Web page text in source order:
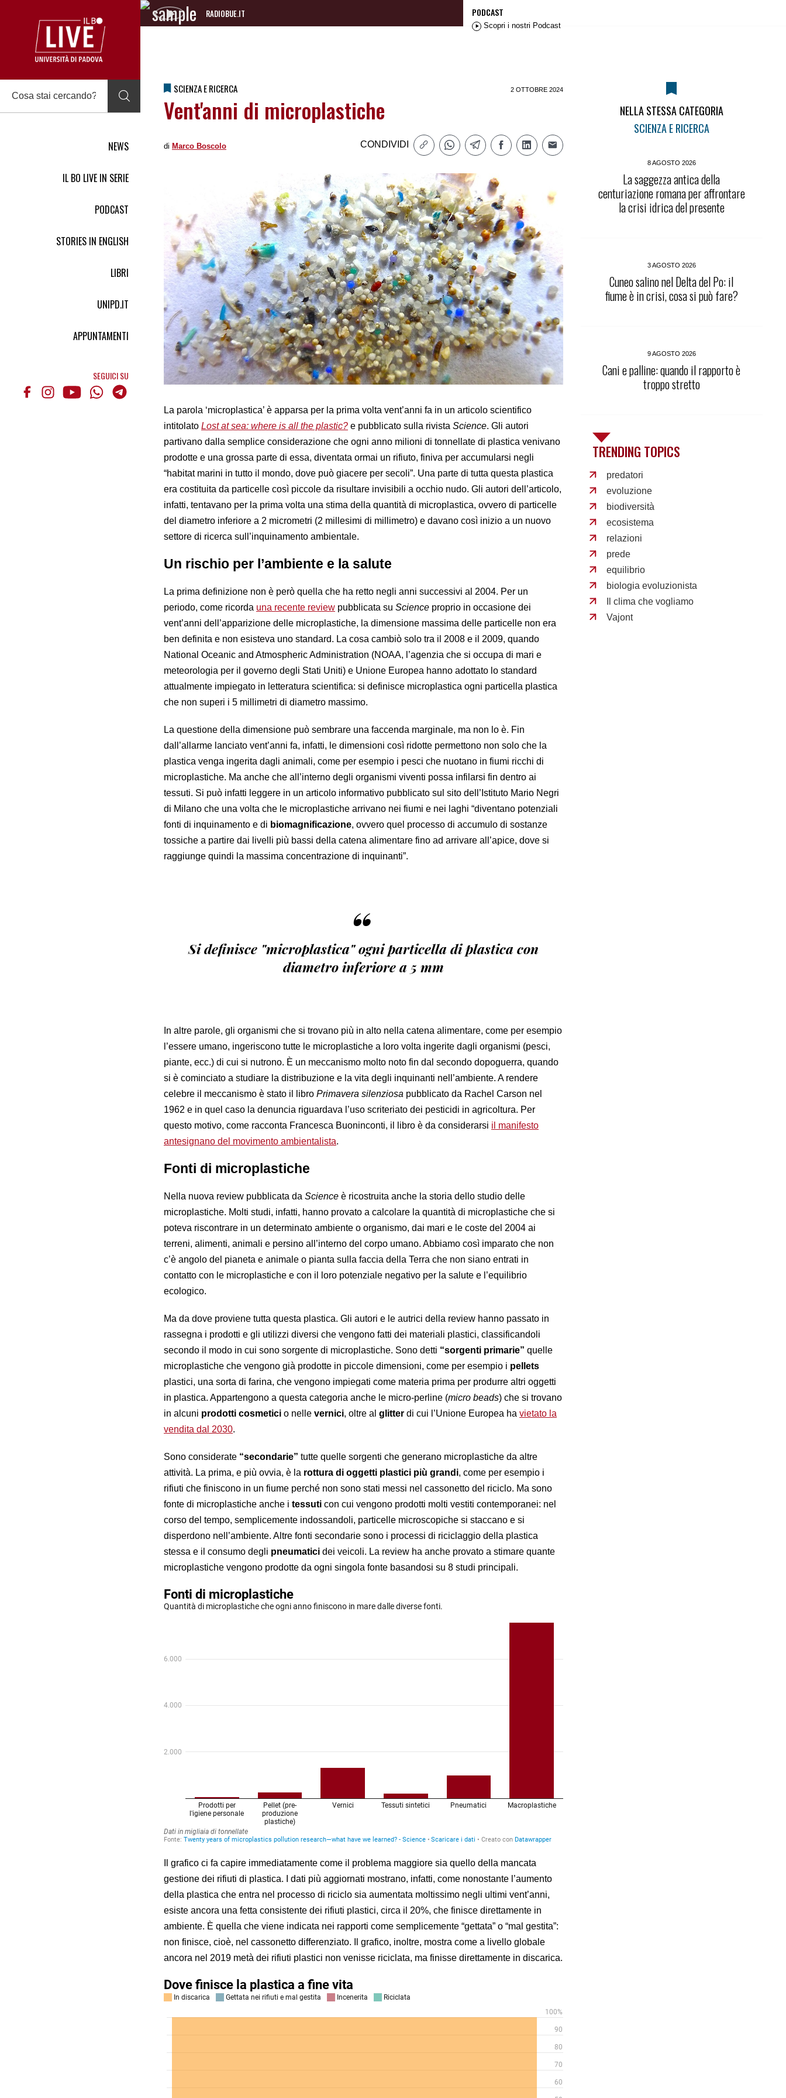
NEWS
IL BO LIVE IN SERIE
PODCAST
STORIES IN ENGLISH
LIBRI
UNIPD.IT
APPUNTAMENTI
SEGUICI SU
RADIOBUE.IT
Audio
PODCAST
Scopri i nostri Podcast
SCIENZA E RICERCA 2 OTTOBRE 2024
Vent'anni di microplastiche
di Marco Boscolo CONDIVIDI
La parola ‘microplastica’ è apparsa per la prima volta vent’anni fa in un articolo scientifico
intitolato Lost at sea: where is all the plastic? e pubblicato sulla rivista Science. Gli autori
partivano dalla semplice considerazione che ogni anno milioni di tonnellate di plastica venivano
prodotte e una grossa parte di essa, diventata ormai un rifiuto, finiva per accumularsi negli
“habitat marini in tutto il mondo, dove può giacere per secoli”. Una parte di tutta questa plastica
era costituita da particelle così piccole da risultare invisibili a occhio nudo. Gli autori dell’articolo,
infatti, tentavano per la prima volta una stima della quantità di microplastica, ovvero di particelle
del diametro inferiore a 2 micrometri (2 millesimi di millimetro) e davano così inizio a un nuovo
settore di ricerca sull’inquinamento ambientale.
Un rischio per l’ambiente e la salute
La prima definizione non è però quella che ha retto negli anni successivi al 2004. Per un
periodo, come ricorda una recente review pubblicata su Science proprio in occasione dei
vent’anni dell’apparizione delle microplastiche, la dimensione massima delle particelle non era
ben definita e non esisteva uno standard. La cosa cambiò solo tra il 2008 e il 2009, quando
National Oceanic and Atmospheric Administration (NOAA, l’agenzia che si occupa di mari e
meteorologia per il governo degli Stati Uniti) e Unione Europea hanno adottato lo standard
attualmente impiegato in letteratura scientifica: si definisce microplastica ogni particella plastica
che non superi i 5 millimetri di diametro massimo.
La questione della dimensione può sembrare una faccenda marginale, ma non lo è. Fin
dall’allarme lanciato vent’anni fa, infatti, le dimensioni così ridotte permettono non solo che la
plastica venga ingerita dagli animali, come per esempio i pesci che nuotano in fiumi ricchi di
microplastiche. Ma anche che all’interno degli organismi viventi possa infilarsi fin dentro ai
tessuti. Si può infatti leggere in un articolo informativo pubblicato sul sito dell’Istituto Mario Negri
di Milano che una volta che le microplastiche arrivano nei fiumi e nei laghi “diventano potenziali
fonti di inquinamento e di biomagnificazione, ovvero quel processo di accumulo di sostanze
tossiche a partire dai livelli più bassi della catena alimentare fino ad arrivare all’apice, dove si
raggiunge quindi la massima concentrazione di inquinanti”.
“
Si definisce "microplastica" ogni particella di plastica con
diametro inferiore a 5 mm
In altre parole, gli organismi che si trovano più in alto nella catena alimentare, come per esempio
l’essere umano, ingeriscono tutte le microplastiche a loro volta ingerite dagli organismi (pesci,
piante, ecc.) di cui si nutrono. È un meccanismo molto noto fin dal secondo dopoguerra, quando
si è cominciato a studiare la distribuzione e la vita degli inquinanti nell’ambiente. A rendere
celebre il meccanismo è stato il libro Primavera silenziosa pubblicato da Rachel Carson nel
1962 e in quel caso la denuncia riguardava l’uso scriteriato dei pesticidi in agricoltura. Per
questo motivo, come racconta Francesca Buoninconti, il libro è da considerarsi il manifesto
antesignano del movimento ambientalista.
Fonti di microplastiche
Nella nuova review pubblicata da Science è ricostruita anche la storia dello studio delle
microplastiche. Molti studi, infatti, hanno provato a calcolare la quantità di microplastiche che si
poteva riscontrare in un determinato ambiente o organismo, dai mari e le coste del 2004 ai
terreni, alimenti, animali e persino all’interno del corpo umano. Abbiamo così imparato che non
c’è angolo del pianeta e animale o pianta sulla faccia della Terra che non siano entrati in
contatto con le microplastiche e con il loro potenziale negativo per la salute e l’equilibrio
ecologico.
Ma da dove proviene tutta questa plastica. Gli autori e le autrici della review hanno passato in
rassegna i prodotti e gli utilizzi diversi che vengono fatti dei materiali plastici, classificandoli
secondo il modo in cui sono sorgente di microplastiche. Sono detti “sorgenti primarie” quelle
microplastiche che vengono già prodotte in piccole dimensioni, come per esempio i pellets
plastici, una sorta di farina, che vengono impiegati come materia prima per produrre altri oggetti
in plastica. Appartengono a questa categoria anche le micro-perline (micro beads) che si trovano
in alcuni prodotti cosmetici o nelle vernici, oltre al glitter di cui l’Unione Europea ha vietato la
vendita dal 2030.
Sono considerate “secondarie” tutte quelle sorgenti che generano microplastiche da altre
attività. La prima, e più ovvia, è la rottura di oggetti plastici più grandi, come per esempio i
rifiuti che finiscono in un fiume perché non sono stati messi nel cassonetto del riciclo. Ma sono
fonte di microplastiche anche i tessuti con cui vengono prodotti molti vestiti contemporanei: nel
corso del tempo, semplicemente indossandoli, particelle microscopiche si staccano e si
disperdono nell’ambiente. Altre fonti secondarie sono i processi di riciclaggio della plastica
stessa e il consumo degli pneumatici dei veicoli. La review ha anche provato a stimare quante
microplastiche vengono prodotte da ogni singola fonte basandosi su 8 studi principali.
Il grafico ci fa capire immediatamente come il problema maggiore sia quello della mancata
gestione dei rifiuti di plastica. I dati più aggiornati mostrano, infatti, come nonostante l’aumento
della plastica che entra nel processo di riciclo sia aumentata moltissimo negli ultimi vent’anni,
esiste ancora una fetta consistente dei rifiuti plastici, circa il 20%, che finisce direttamente in
ambiente. È quella che viene indicata nei rapporti come semplicemente “gettata” o “mal gestita”:
non finisce, cioè, nel cassonetto differenziato. Il grafico, inoltre, mostra come a livello globale
ancora nel 2019 metà dei rifiuti plastici non venisse riciclata, ma finisse direttamente in discarica.
NELLA STESSA CATEGORIA
SCIENZA E RICERCA
8 AGOSTO 2026
La saggezza antica della
centuriazione romana per affrontare
la crisi idrica del presente
3 AGOSTO 2026
Cuneo salino nel Delta del Po: il
fiume è in crisi, cosa si può fare?
9 AGOSTO 2026
Cani e palline: quando il rapporto è
troppo stretto
TRENDING TOPICS
predatori
evoluzione
biodiversità
ecosistema
relazioni
prede
equilibrio
biologia evoluzionista
Il clima che vogliamo
Vajont